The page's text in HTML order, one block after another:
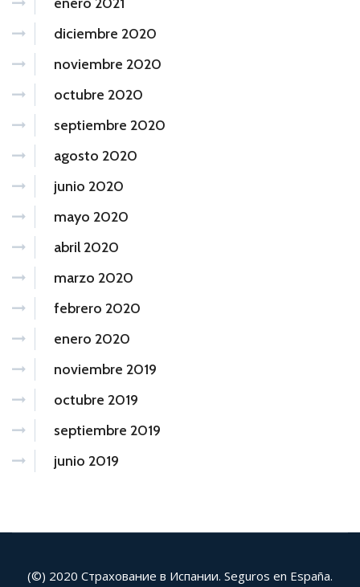
diciembre 2020
noviembre 2020
octubre 2020
septiembre 2020
agosto 2020
junio 2020
mayo 2020
abril 2020
marzo 2020
febrero 2020
enero 2020
noviembre 2019
octubre 2019
septiembre 2019
junio 2019
(©) 2020 Страхование в Испании. Seguros en España.